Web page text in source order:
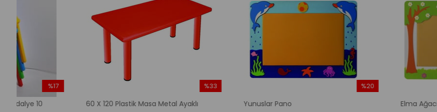
60 X 120 Plastik Masa Metal Ayaklı Yunuslar Pano